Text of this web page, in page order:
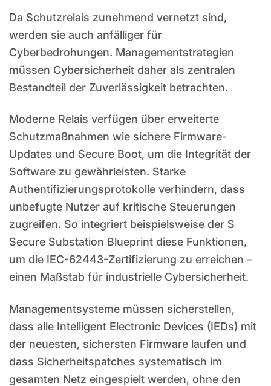
Da Schutzrelais zunehmend vernetzt sind,
werden sie auch anfälliger für
Cyberbedrohungen. Managementstrategien
müssen Cybersicherheit daher als zentralen
Bestandteil der Zuverlässigkeit betrachten.
Moderne Relais verfügen über erweiterte
Schutzmaßnahmen wie sichere Firmware-
Updates und Secure Boot, um die Integrität der
Software zu gewährleisten. Starke
Authentifizierungsprotokolle verhindern, dass
unbefugte Nutzer auf kritische Steuerungen
zugreifen. So integriert beispielsweise der S
Secure Substation Blueprint diese Funktionen,
um die IEC-62443-Zertifizierung zu erreichen –
einen Maßstab für industrielle Cybersicherheit.
Managementsysteme müssen sicherstellen,
dass alle Intelligent Electronic Devices (IEDs) mit
der neuesten, sichersten Firmware laufen und
dass Sicherheitspatches systematisch im
gesamten Netz eingespielt werden, ohne den